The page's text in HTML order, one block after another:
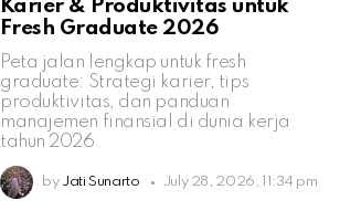
Karier & Produktivitas untuk
Fresh Graduate 2026
Peta jalan lengkap untuk fresh
graduate: Strategi karier, tips
produktivitas, dan panduan
manajemen finansial di dunia kerja
tahun 2026.
by Jati Sunarto July 28, 2026, 11:34 pm